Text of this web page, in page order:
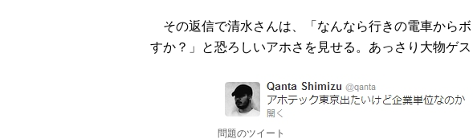
その返信で清水さんは、「なんなら行きの電車から
すか？」と恐ろしいアホさを見せる。あっさり大物ゲス
問題のツイート